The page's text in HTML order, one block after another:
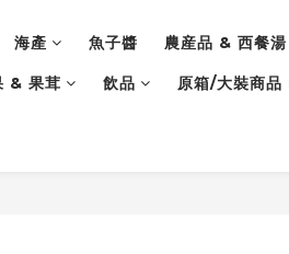
海產 魚子醬 農産品 & 西餐湯
& 果茸 飲品 原箱/大裝商品